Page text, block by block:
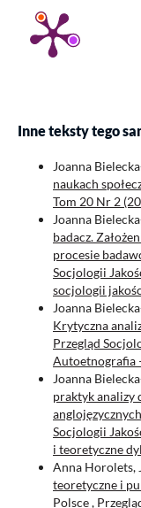
Inne teksty tego
Joanna
naukach
Tom 20 Nr 2
Joanna
badacz.
procesie
Socjologii
socjologii
Joanna
Krytyczna
Przegląd
Autoetnografia
Joanna
praktyk analizy
Socjologii
i teoretyczne
Anna Horolets,
teoretyczne i
Polsce,